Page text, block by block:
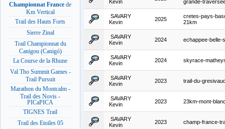
Championnat France de
Km Vertical
Trail des Hauts Forts
Sierre Zinal
Trail Championnat du
Canigou (Canigó)
La Course de la Rhune
Val Tho Summit Games -
Trail Pursuit
Marathon du Montcalm -
Trail des Novis -
PICaPICA
TIGNES Trail
Trail des Etoiles 05
Kevin
grande-
SAVARY
Kevin
2025
cretes-pays-
21km
SAVARY
Kevin
2024 echappee-belle-
SAVARY
Kevin
2024 skyrace-
SAVARY
Kevin
2023 trail-du-
SAVARY
Kevin
2023 23km-mont-
SAVARY
Kevin
2023 champ-france-